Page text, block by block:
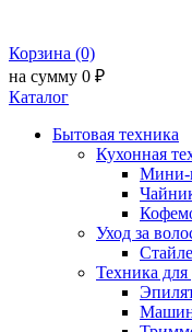
Корзина (0)
на сумму 0 ₽
Каталог
Бытовая техника
Кухонная
Мини-
Уход за
Техника для